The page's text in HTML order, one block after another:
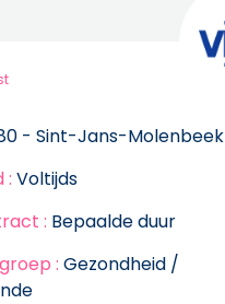
- Sint-Jans-Molenbeek
: Voltijds
: Bepaalde duur
: Gezondheid /